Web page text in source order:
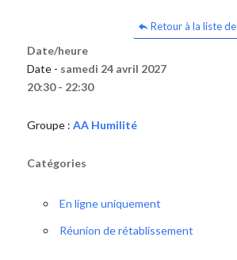
Retour à la liste
Date/heure
Date - samedi 24 avril 2027
20:30 - 22:30
Groupe : AA Humilité
Catégories
En ligne uniquement
Réunion de rétablissement